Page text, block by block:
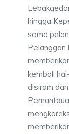
hingga
sama
Pelanggan
kembali
disiram